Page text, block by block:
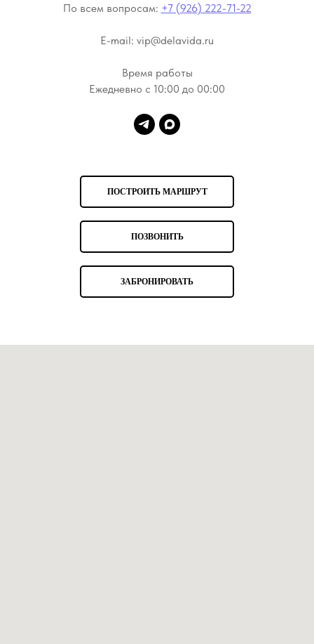
По всем вопросам: +7 (926) 222-71-22
E-mail: vip@delavida.ru
Время работы
Ежедневно с 10:00 до 00:00
ПОСТРОИТЬ МАРШРУТ
ПОЗВОНИТЬ
ЗАБРОНИРОВАТЬ